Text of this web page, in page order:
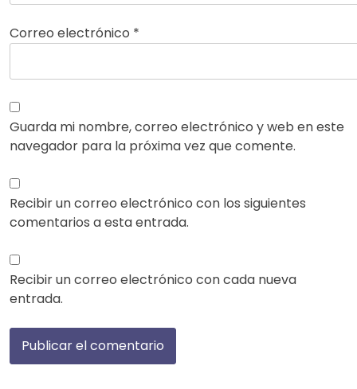
Correo electrónico *
Guarda mi nombre, correo electrónico y web en este
navegador para la próxima vez que comente.
Recibir un correo electrónico con los siguientes
comentarios a esta entrada.
Recibir un correo electrónico con cada nueva
entrada.